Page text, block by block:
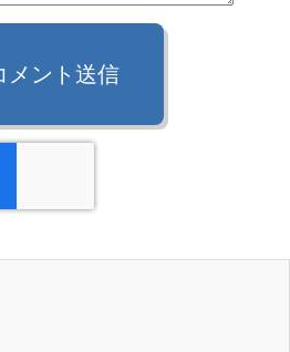
メント送信